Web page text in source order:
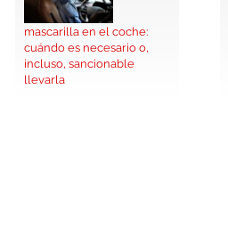
mascarilla en el coche:
cuándo es necesario o,
incluso, sancionable
llevarla